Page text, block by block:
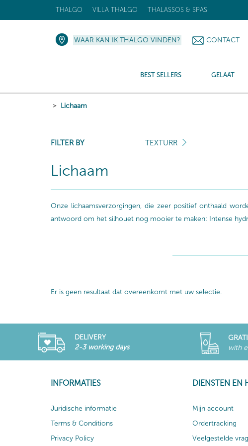
THALGO VILLA THALGO THALASSOS & SPAS
WAAR KAN IK THALGO VINDEN? CONTACT
BEST SELLERS GELAAT
Lichaam
FILTER BY TEXTURR
Lichaam
Onze lichaamsverzorgingen, die zeer positief onthaald
antwoord om het silhouet nog mooier te maken: Intense
Er is geen resultaat dat overeenkomt met uw selectie.
DELIVERY
2-3 working days
with
INFORMATIES
Juridische informatie
Terms & Conditions
Privacy Policy
DIENSTEN EN
Mijn account
Ordertracking
Veelgestelde